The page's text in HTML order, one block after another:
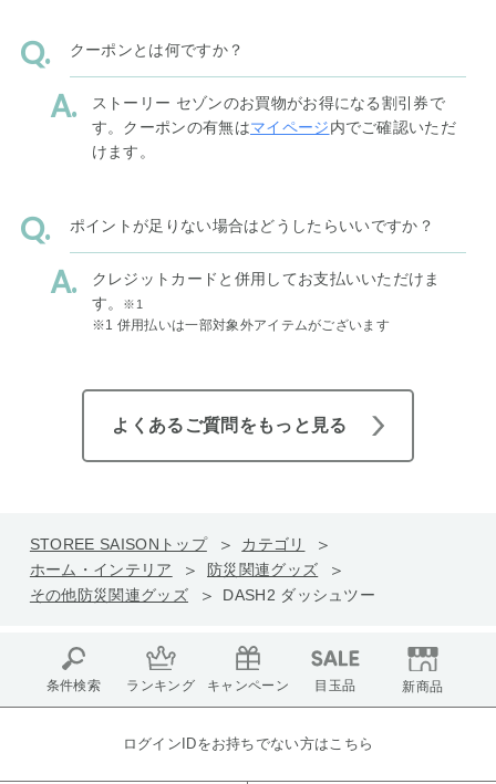
クーポンとは何ですか？
ストーリー セゾンのお買物がお得になる割引券で
す。クーポンの有無はマイページ内でご確認いただ
けます。
ポイントが足りない場合はどうしたらいいですか？
クレジットカードと併用してお支払いいただけま
す。
※1
※1 併用払いは一部対象外アイテムがございます
よくあるご質問をもっと見る
STOREE SAISONトップ
カテゴリ
ホーム・インテリア
防災関連グッズ
その他防災関連グッズ
DASH2 ダッシュツー
条件検索 ランキング キャンペーン 目玉品 新商品
ログインIDをお持ちでない方はこちら